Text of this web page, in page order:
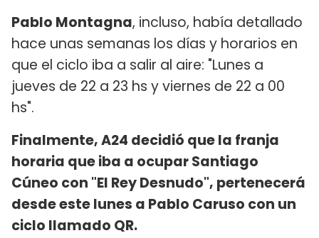
Pablo Montagna, incluso, había detallado
hace unas semanas los días y horarios en
que el ciclo iba a salir al aire: "Lunes a
jueves de 22 a 23 hs y viernes de 22 a 00
hs".
Finalmente, A24 decidió que la franja
horaria que iba a ocupar Santiago
Cúneo con "El Rey Desnudo", pertenecerá
desde este lunes a Pablo Caruso con un
ciclo llamado QR.